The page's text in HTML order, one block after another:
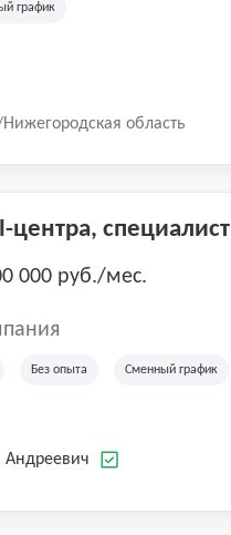
график
область
000 руб./мес.
Без опыта Сменный график